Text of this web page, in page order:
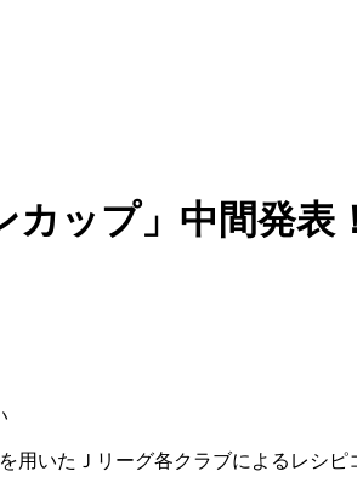
ップ」中間発表
いたＪリーグ各クラブによるレシ